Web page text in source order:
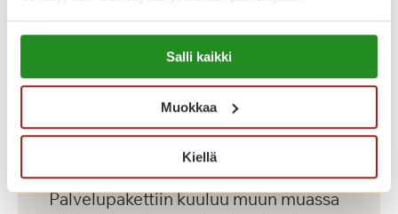
Lue lisää evästeistä:
https://sagacare.fi/evasteet/
Salli kaikki
Muokkaa
Kiellä
Koti palveluiden
keskellä
Saga Lakeudenlinnassa kuukausikulut
koostuvat asumiskuluista ja
sisältyy vesi, sähkö ja Internet-yhteys.
Palvelupakettiin kuuluu muun muassa